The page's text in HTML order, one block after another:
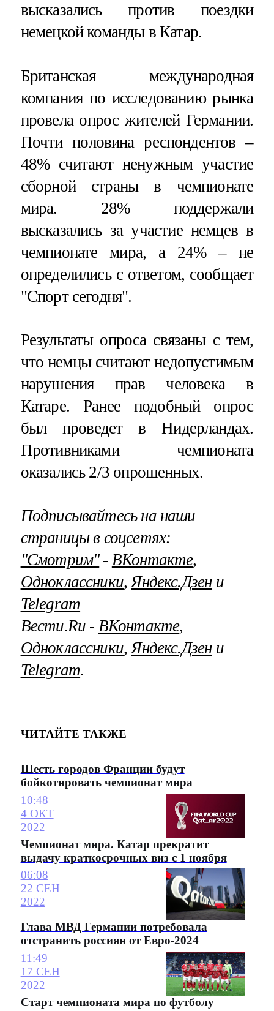
высказались против поездки
немецкой команды в Катар.
Британская международная
компания по исследованию рынка
провела опрос жителей Германии.
Почти половина респондентов –
48% считают ненужным участие
сборной страны в чемпионате
мира. 28% поддержали
высказались за участие немцев в
чемпионате мира, а 24% – не
определились с ответом, сообщает
"Спорт сегодня".
Результаты опроса связаны с тем,
что немцы считают недопустимым
нарушения прав человека в
Катаре. Ранее подобный опрос
был проведет в Нидерландах.
Противниками чемпионата
оказались 2/3 опрошенных.
Подписывайтесь на наши
страницы в соцсетях:
"Смотрим"‐ ВКонтакте,
Одноклассники,Яндекс.Дзени
Telegram
Вести.Ru ‐ ВКонтакте,
Одноклассники,Яндекс.Дзени
Telegram.
ЧИТАЙТЕ ТАКЖЕ
Шесть городов Франции будут
бойкотировать чемпионат мира
10:48
4 ОКТ
2022
Чемпионат мира. Катар прекратит
выдачу краткосрочных виз с 1 ноября
06:08
22 СЕН
2022
Глава МВД Германии потребовала
отстранить россиян от Евро-2024
11:49
17 СЕН
2022
Старт чемпионата мира по футболу